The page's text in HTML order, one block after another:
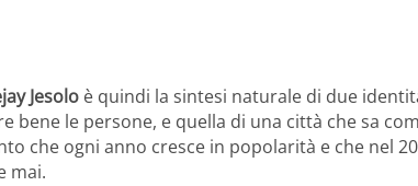
Jesolo è quindi la sintesi naturale di due
bene le persone, e quella di una città che sa
che ogni anno cresce in popolarità e che nel
mai.